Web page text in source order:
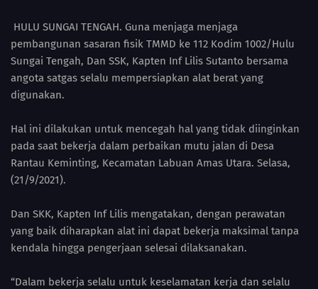
HULU SUNGAI TENGAH. Guna menjaga menjaga
pembangunan sasaran fisik TMMD ke 112 Kodim 1002/Hulu
Sungai Tengah, Dan SSK, Kapten Inf Lilis Sutanto bersama
angota satgas selalu mempersiapkan alat berat yang
digunakan.
Hal ini dilakukan untuk mencegah hal yang tidak diinginkan
pada saat bekerja dalam perbaikan mutu jalan di Desa
Rantau Keminting, Kecamatan Labuan Amas Utara. Selasa,
(21/9/2021).
Dan SKK, Kapten Inf Lilis mengatakan, dengan perawatan
yang baik diharapkan alat ini dapat bekerja maksimal tanpa
kendala hingga pengerjaan selesai dilaksanakan.
“Dalam bekerja selalu untuk keselamatan kerja dan selalu